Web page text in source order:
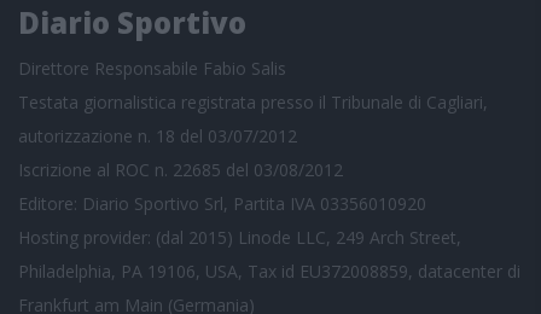
Diario Sportivo
Direttore Responsabile Fabio Salis
Testata giornalistica registrata presso il Tribunale di Cagliari,
autorizzazione n. 18 del 03/07/2012
Iscrizione al ROC n. 22685 del 03/08/2012
Editore: Diario Sportivo Srl, Partita IVA 03356010920
Hosting provider: (dal 2015) Linode LLC, 249 Arch Street,
Philadelphia, PA 19106, USA, Tax id EU372008859, datacenter di
Frankfurt am Main (Germania)